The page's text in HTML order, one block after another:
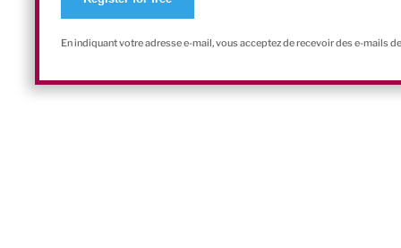
En indiquant votre adresse e-mail, vous acceptez de recevoir des e-mails